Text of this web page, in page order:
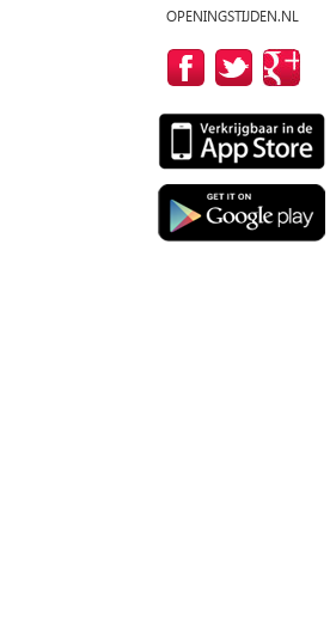
OPENINGSTIJDEN.NL